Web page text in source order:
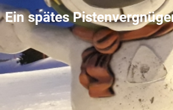
Ein spätes